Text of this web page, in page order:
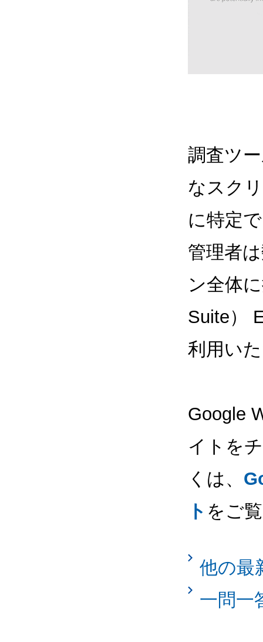
調査ツ
なスク
に特定
管理者
ン全体
Suite）
利用い
Google
イトを
くは、
ト をご
他の最
一問一